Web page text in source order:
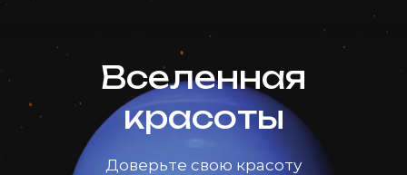
Вселенная
красоты
Доверьте свою красоту